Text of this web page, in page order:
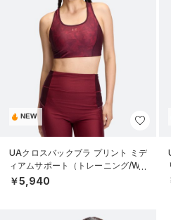
NEW
UAクロスバックブラ プリント ミデ
ィアムサポート（トレーニング/WO
MEN）
￥5,940